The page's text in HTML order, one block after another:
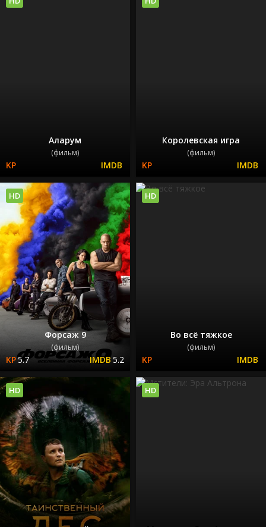
Аларум
(фильм)
Королевская игра
(фильм)
Форсаж 9
(фильм)
5.7 5.2
HD
Во всё тяжкое
(фильм)
HD
HD HD